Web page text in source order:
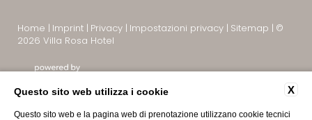
Home | Imprint | Privacy | Impostazioni privacy | Sitemap | ©
2026 Villa Rosa Hotel
X
Questo sito web utilizza i cookie
Questo sito web e la pagina web di prenotazione utilizzano cookie tecnici